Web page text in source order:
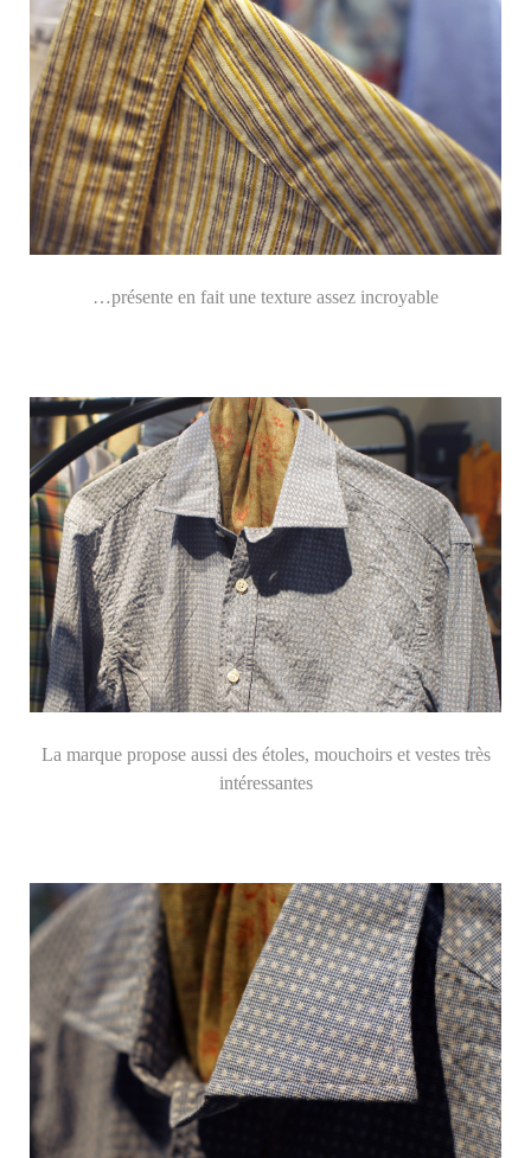
…présente en fait une texture assez incroyable
La marque propose aussi des étoles, mouchoirs et vestes très
intéressantes